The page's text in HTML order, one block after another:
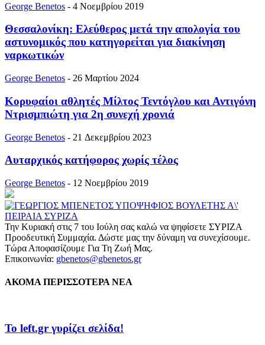
George Benetos - 4 Νοεμβρίου 2019
Θεσσαλονίκη: Ελεύθερος μετά την απολογία του
αστυνομικός που κατηγορείται για διακίνηση
ναρκωτικών
George Benetos - 26 Μαρτίου 2024
Κορυφαίοι αθλητές Μίλτος Τεντόγλου και Αντιγόνη
Ντρισμπιώτη για 2η συνεχή χρονιά
George Benetos - 21 Δεκεμβρίου 2023
Αυταρχικός κατήφορος χωρίς τέλος
George Benetos - 12 Νοεμβρίου 2019
Την Κυριακή στις 7 του Ιούλη σας καλώ να ψηφίσετε ΣΥΡΙΖΑ
Προοδευτική Συμμαχία. Δώστε μας την δύναμη να συνεχίσουμε.
Τώρα Αποφασίζουμε Για Τη Ζωή Μας.
Επικοινωνία: gbenetos@gbenetos.gr
ΑΚΟΜΑ ΠΕΡΙΣΣΟΤΕΡΑ ΝΕΑ
To left.gr γυρίζει σελίδα!